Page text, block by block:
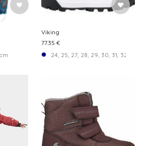
Viking
77.35 €
24, 25, 27, 28, 29, 30, 31, 32